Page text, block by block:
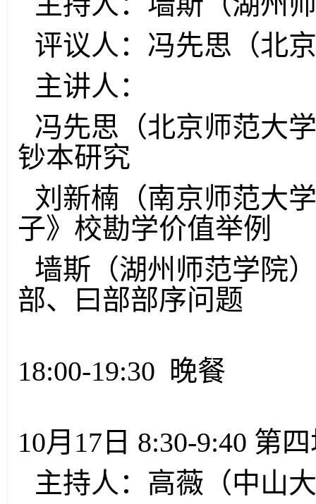
评议人：冯先思（北
主讲人：
冯先思（北京师范大
钞本研究
刘新楠（南京师范大
子》校勘学价值举例
墙斯（湖州师范学院
部、曰部部序问题
18:00-19:30 晚餐
10月17日 8:30-9:40 第
主持人：高薇（中山